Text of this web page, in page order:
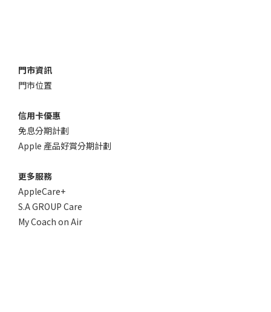
門市資訊
門市位置
信用卡優惠
免息分期計劃
Apple 產品好賞分期計劃
更多服務
AppleCare+
S.A GROUP Care
My Coach on Air